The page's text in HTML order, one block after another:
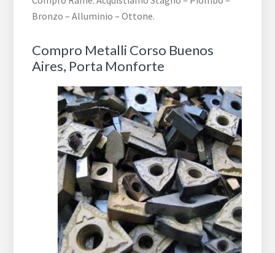
Bronzo – Alluminio – Ottone.
Compro Metalli ​Corso Buenos
Aires,​ Porta Monforte